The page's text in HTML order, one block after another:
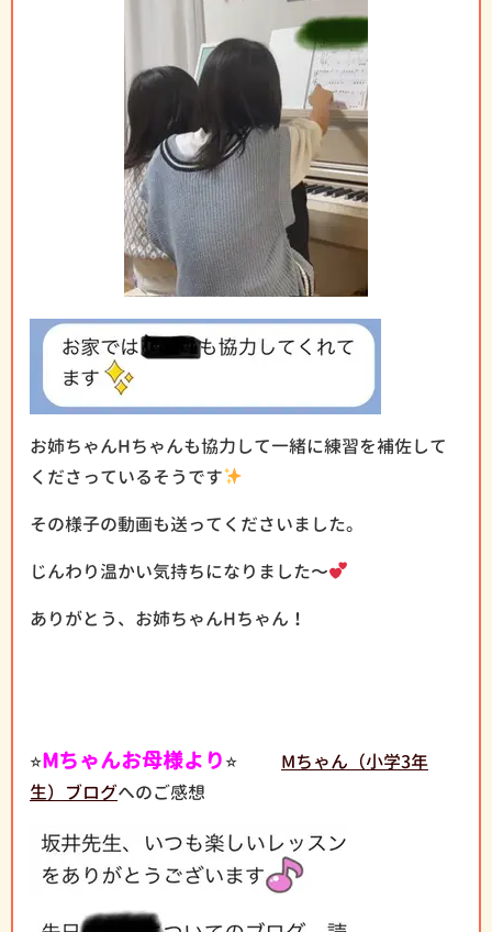
お姉ちゃんHちゃんも協力して一緒に練習を補佐して
くださっているそうです
その様子の動画も送ってくださいました。
じんわり温かい気持ちになりました〜
ありがとう、お姉ちゃんHちゃん！
⭐︎Mちゃんお母様より⭐︎
Mちゃん（小学3年
生）ブログへのご感想